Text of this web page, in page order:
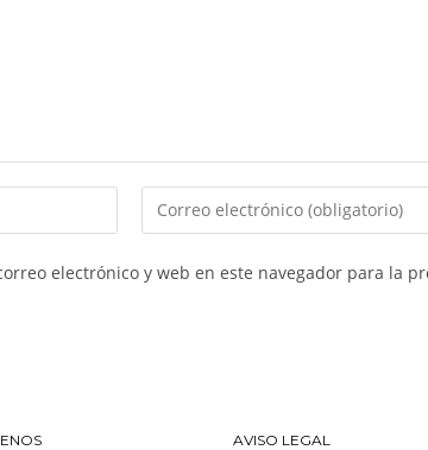
electrónico y web en este navegador para la
AVISO LEGAL